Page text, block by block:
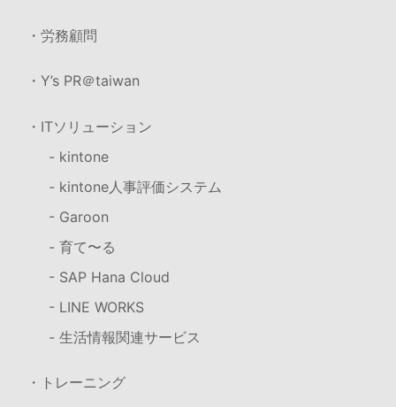
・労務顧問
・Y’s PR＠taiwan
・ITソリューション
- kintone
- kintone人事評価システム
- Garoon
- 育て〜る
- SAP Hana Cloud
- LINE WORKS
- 生活情報関連サービス
・トレーニング